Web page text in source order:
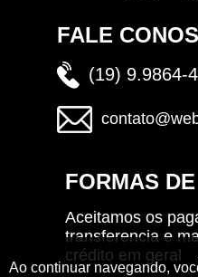
Ao continuar navegando,
FALE
(19) 9.9864-
FORMAS
Aceitamos os
transferencia e
crédito em geral